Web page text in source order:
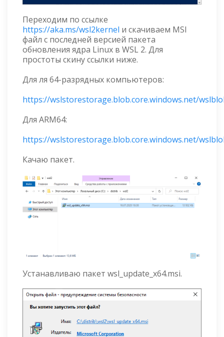
Переходим по ссылке
https://aka.ms/wsl2kernel и скачиваем MSI
файл с последней версией пакета
обновления ядра Linux в WSL 2. Для
простоты скину ссылки ниже.
Для ля 64-разрядных компьютеров:
https://wslstorestorage.blob.core.windows.net/
Для ARM64:
https://wslstorestorage.blob.core.windows.net/
Качаю пакет.
Устанавливаю пакет wsl_update_x64.msi.